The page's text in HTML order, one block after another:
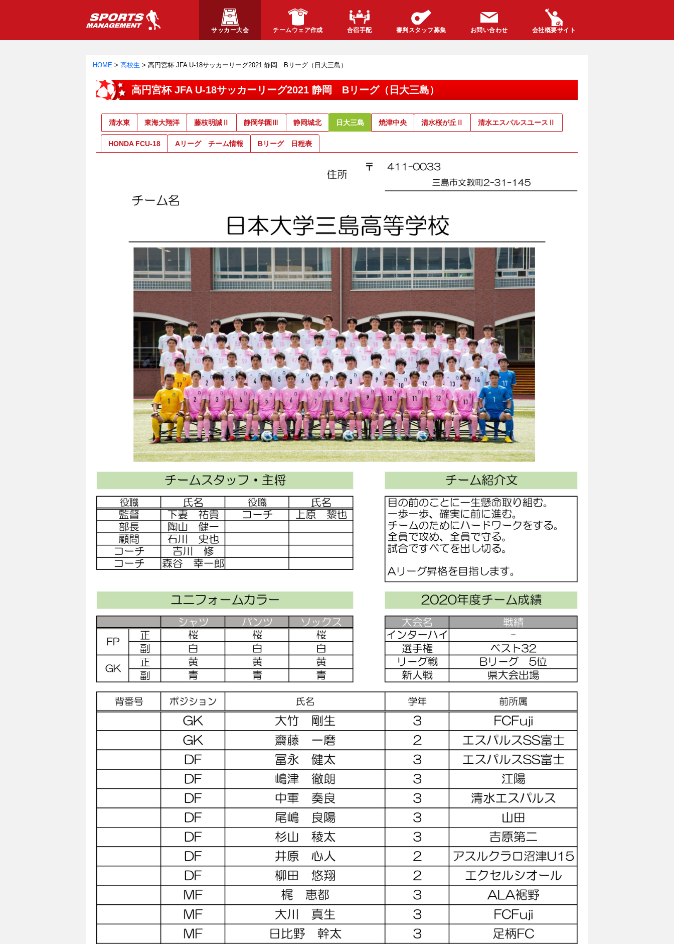
サッカー大会 チームウェア作成 合宿手配 審判スタッフ募集 お問い合わせ 会社概要サイト
HOME > 高校生 > 高円宮杯 JFA U-18サッカーリーグ2021 静岡 Bリーグ（日大三島）
高円宮杯 JFA U-18サッカーリーグ2021 静岡 Bリーグ（日大三島）
清水東 東海大翔洋 藤枝明誠Ⅱ 静岡学園Ⅲ 静岡城北 日大三島 焼津中央 清水桜が丘Ⅱ 清水エスパルスユースⅡ
HONDA FCU-18 Aリーグ チーム情報 Bリーグ 日程表